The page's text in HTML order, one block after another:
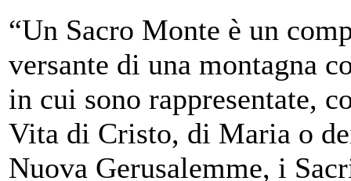
“Un Sacro Monte è un
versante di una montagna
in cui sono rappresentate,
Vita di Cristo, di Maria o
Nuova Gerusalemme, i